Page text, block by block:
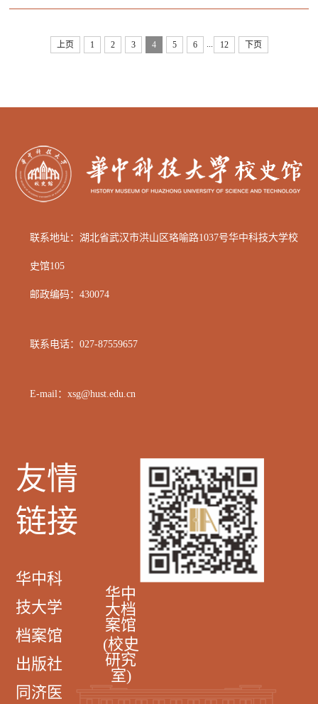
上页 1 2 3 4 5 6 ... 12 下页
联系地址：湖北省武汉市洪山区珞喻路1037号华中科技大学校
史馆105
邮政编码：430074
联系电话：027-87559657
E-mail：xsg@hust.edu.cn
友情
链接
华中科
技大学
档案馆
出版社
同济医
华中
大档
案馆
(校史
研究
室)